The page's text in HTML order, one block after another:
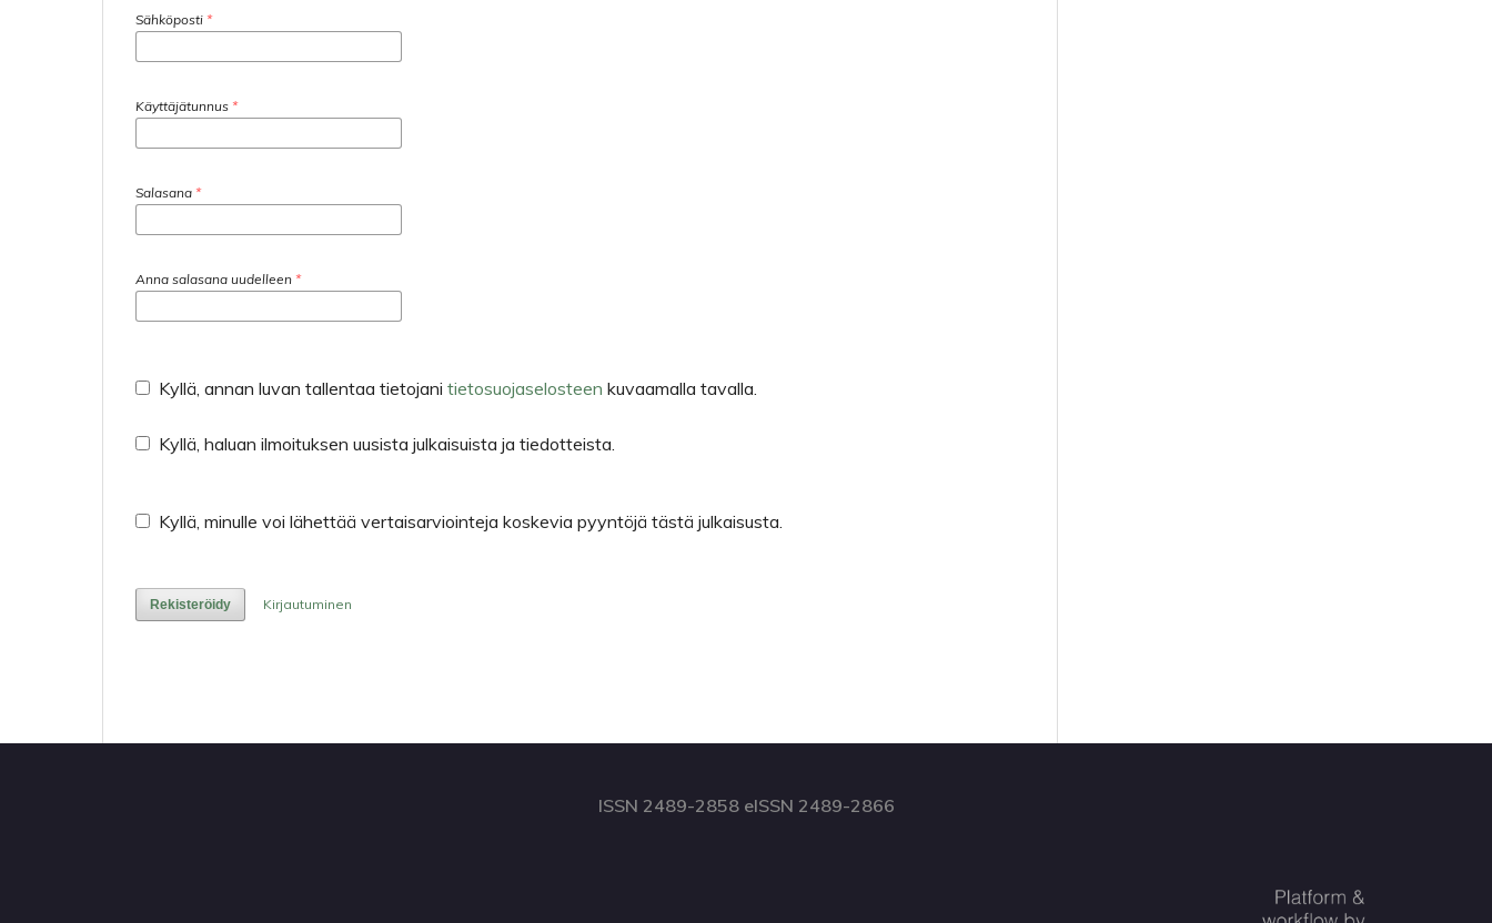
Sähköposti *
Käyttäjätunnus *
Salasana *
Anna salasana uudelleen *
Kyllä, annan luvan tallentaa tietojani tietosuojaselosteen kuvaamalla tavalla.
Kyllä, haluan ilmoituksen uusista julkaisuista ja tiedotteista.
Kyllä, minulle voi lähettää vertaisarviointeja koskevia pyyntöjä tästä julkaisusta.
Rekisteröidy Kirjautuminen
ISSN 2489-2858 eISSN 2489-2866